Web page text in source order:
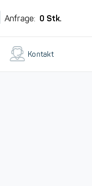
Anfrage: 0 Stk.
Kontakt